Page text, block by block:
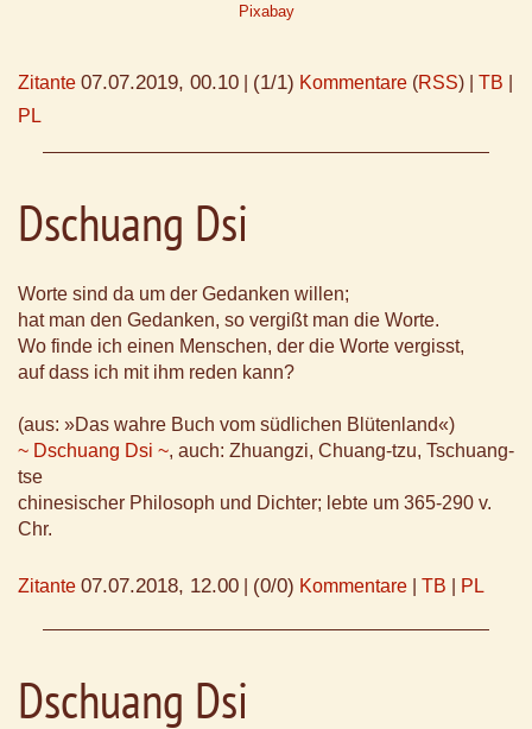
Pixabay
Zitante 07.07.2019, 00.10 (1/1) Kommentare (RSS) | TB
PL
Dschuang Dsi
Worte sind da um der Gedanken willen;
hat man den Gedanken, so vergißt man die Worte.
Wo finde ich einen Menschen, der die Worte vergisst,
auf dass ich mit ihm reden kann?
(aus: »Das wahre Buch vom südlichen Blütenland«)
~ Dschuang Dsi ~, auch: Zhuangzi, Chuang-tzu, Tschuang-
tse
chinesischer Philosoph und Dichter; lebte um 365-290 v.
Chr.
Zitante 07.07.2018, 12.00 (0/0) Kommentare TB PL
Dschuang Dsi